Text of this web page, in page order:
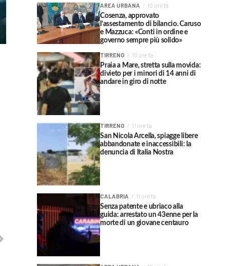
AREA URBANA 10 ore fa
Cosenza, approvato
l’assestamento di bilancio. Caruso
e Mazzuca: «Conti in ordine e
governo sempre più solido»
TIRRENO 10 ore fa
Praia a Mare, stretta sulla movida:
divieto per i minori di 14 anni di
andare in giro di notte
TIRRENO 11 ore fa
San Nicola Arcella, spiagge libere
abbandonate e inaccessibili: la
denuncia di Italia Nostra
CALABRIA 11 ore fa
Senza patente e ubriaco alla
guida: arrestato un 43enne per la
morte di un giovane centauro